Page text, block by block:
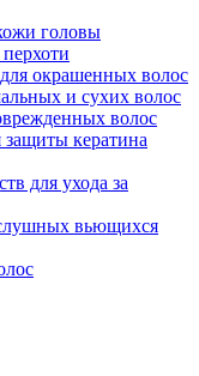
головы
окрашенных волос
и сухих волос
волос
кератина
для ухода за
вьющихся